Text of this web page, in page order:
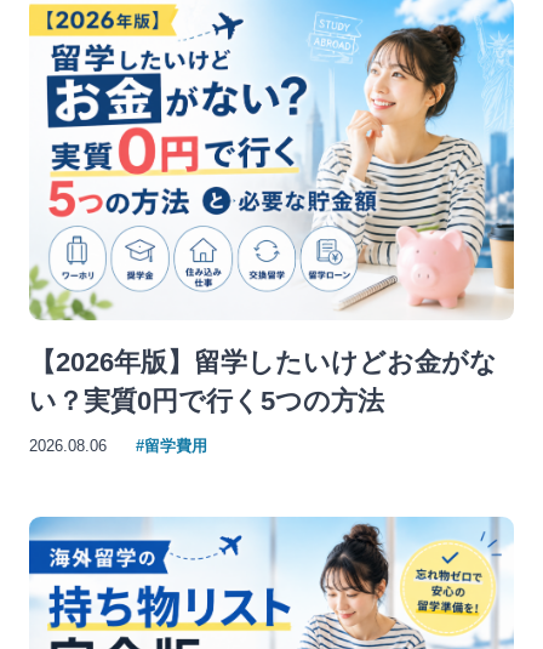
【2026年版】留学したいけどお金がな
い？実質0円で行く5つの方法
2026.08.06 #留学費用